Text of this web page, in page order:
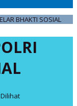
BHAKTI SOSIAL